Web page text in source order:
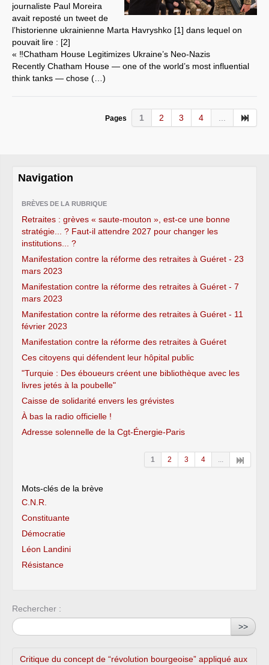
journaliste Paul Moreira
avait reposté un tweet de
l’historienne ukrainienne Marta Havryshko [1] dans lequel on
pouvait lire : [2]
« ‼️Chatham House Legitimizes Ukraine’s Neo-Nazis
Recently Chatham House — one of the world’s most influential
think tanks — chose (…)
Pages 1 2 3 4
Navigation
BRÈVES DE LA RUBRIQUE
Retraites : grèves « saute-mouton », est-ce une bonne
stratégie... ? Faut-il attendre 2027 pour changer les
institutions... ?
Manifestation contre la réforme des retraites à Guéret - 23
mars 2023
Manifestation contre la réforme des retraites à Guéret - 7
mars 2023
Manifestation contre la réforme des retraites à Guéret - 11
février 2023
Manifestation contre la réforme des retraites à Guéret
Ces citoyens qui défendent leur hôpital public
"Turquie : Des éboueurs créent une bibliothèque avec les
livres jetés à la poubelle"
Caisse de solidarité envers les grévistes
À bas la radio officielle !
Adresse solennelle de la Cgt-Énergie-Paris
1 2 3 4
Mots-clés de la brève
C.N.R.
Constituante
Démocratie
Léon Landini
Résistance
Rechercher :
>>
Critique du concept de “révolution bourgeoise” appliqué aux